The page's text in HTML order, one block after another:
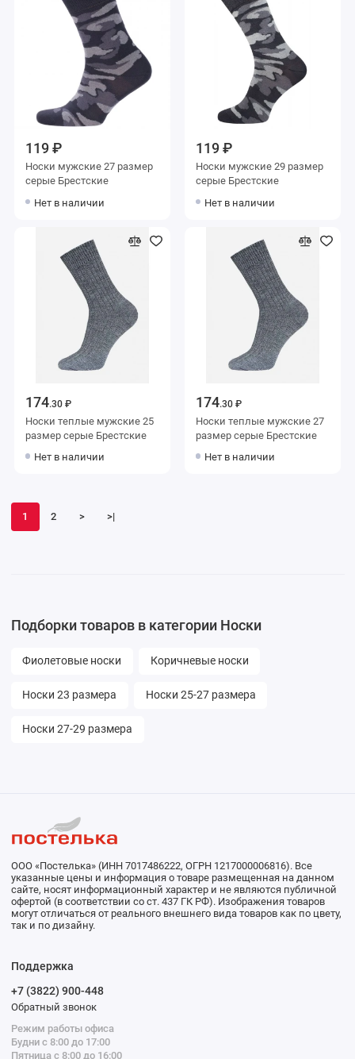
119 ₽
Носки мужские 27 размер
серые Брестские
Нет в наличии
119 ₽
Носки мужские 29 размер
серые Брестские
Нет в наличии
174.30 ₽
Носки теплые мужские 25
размер серые Брестские
Нет в наличии
174.30 ₽
Носки теплые мужские 27
размер серые Брестские
Нет в наличии
1 2 > >|
Подборки товаров в категории Носки
Фиолетовые носки Коричневые носки
Носки 23 размера Носки 25-27 размера
Носки 27-29 размера
ООО «Постелька» (ИНН 7017486222, ОГРН 1217000006816). Все
указанные цены и информация о товаре размещенная на данном
сайте, носят информационный характер и не являются публичной
офертой (в соответствии со ст. 437 ГК РФ). Изображения товаров
могут отличаться от реального внешнего вида товаров как по цвету,
так и по дизайну.
Поддержка
+7 (3822) 900-448
Обратный звонок
Режим работы офиса
Будни с 8:00 до 17:00
Пятница с 8:00 до 16:00